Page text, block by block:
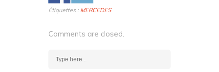
Étiquettes : MERCEDES
Comments are closed.